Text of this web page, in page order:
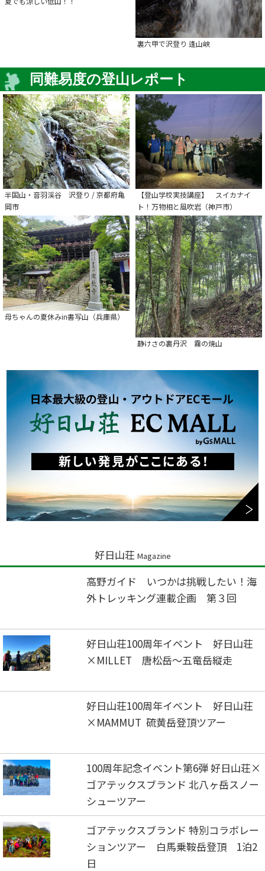
裏六甲で沢登り 逢山峡
同難易度の登山レポート
半国山・音羽渓谷 沢登り / 京都府亀
岡市
【登山学校実技講座】 スイカナイ
ト！万物相と風吹岩（神戸市）
母ちゃんの夏休みin書写山（兵庫県）
静けさの裏丹沢 霧の焼山
好日山荘 Magazine
高野ガイド いつかは挑戦したい！海
外トレッキング連載企画 第３回
好日山荘100周年イベント 好日山荘
×MILLET 唐松岳～五竜岳縦走
好日山荘100周年イベント 好日山荘
×MAMMUT 硫黄岳登頂ツアー
100周年記念イベント第6弾 好日山荘×
ゴアテックスブランド 北八ヶ岳スノー
シューツアー
ゴアテックスブランド 特別コラボレー
ションツアー 白馬乗鞍岳登頂 1泊2
日